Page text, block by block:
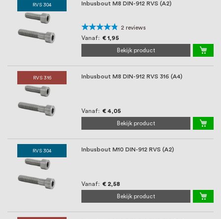
RVS 304 Inbusbout M8 DIN-912 RVS (A2)
Waardering:
90%
2 reviews
Vanaf
€ 1,95
Bekijk product
RVS 316 Inbusbout M8 DIN-912 RVS 316 (A4)
Vanaf € 4,05
Bekijk product
RVS 304 Inbusbout M10 DIN-912 RVS (A2)
Vanaf € 2,58
Bekijk product